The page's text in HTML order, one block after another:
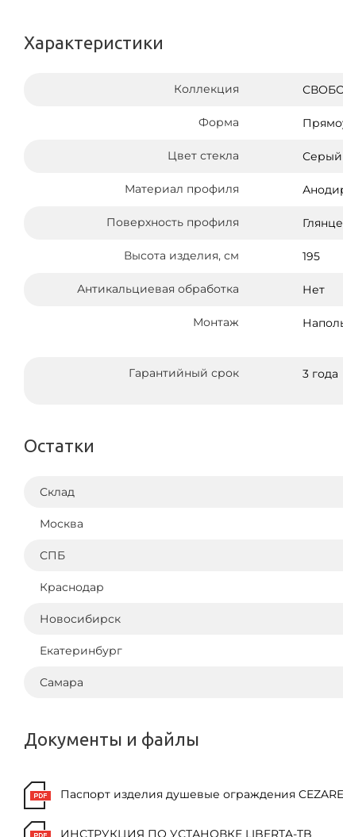
Характеристики
Коллекция
Форма
Цвет стекла Серый
Материал профиля
Поверхность профиля
Высота изделия, см 195
Антикальциевая обработка Нет
Монтаж
Гарантийный срок 3 года
Остатки
Склад
Москва
СПБ
Краснодар
Новосибирск
Екатеринбург
Самара
Документы и файлы
Паспорт изделия душевые ограждения
ИНСТРУКЦИЯ ПО УСТАНОВКЕ LIBERTA-TB